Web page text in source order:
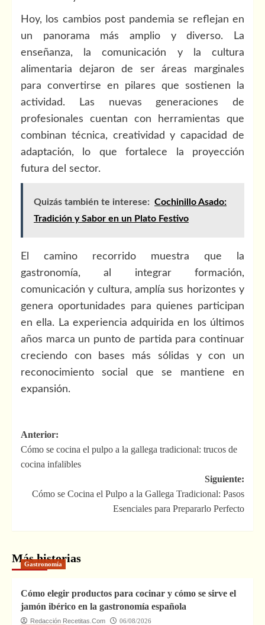
Hoy, los cambios post pandemia se reflejan en
un panorama más amplio y diverso. La
enseñanza, la comunicación y la cultura
alimentaria dejaron de ser áreas marginales
para convertirse en pilares que sostienen la
actividad. Las nuevas generaciones de
profesionales cuentan con herramientas que
combinan técnica, creatividad y capacidad de
adaptación, lo que fortalece la proyección
futura del sector.
Quizás también te interese: Cochinillo Asado:
Tradición y Sabor en un Plato Festivo
El camino recorrido muestra que la
gastronomía, al integrar formación,
comunicación y cultura, amplía sus horizontes y
genera oportunidades para quienes participan
en ella. La experiencia adquirida en los últimos
años marca un punto de partida para continuar
creciendo con bases más sólidas y con un
reconocimiento social que se mantiene en
expansión.
Navegación
de
Anterior:
Cómo se cocina el pulpo a la gallega tradicional: trucos de
cocina infalibles
Siguiente:
Cómo se Cocina el Pulpo a la Gallega Tradicional: Pasos
Esenciales para Prepararlo Perfecto
Más historias
Gastronomía
Cómo elegir productos para cocinar y cómo se sirve el
jamón ibérico en la gastronomía española
Redacción Recetitas.Com
06/08/2026